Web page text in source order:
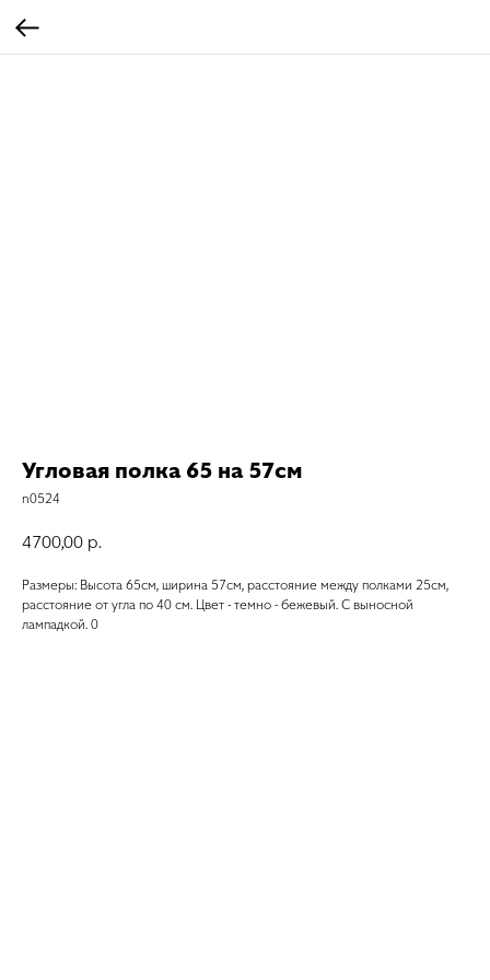
Угловая полка 65 на 57см
n0524
4700,00 р.
Размеры: Высота 65см, ширина 57см, расстояние между полками 25см,
расстояние от угла по 40 см. Цвет - темно - бежевый. С выносной
лампадкой. 0